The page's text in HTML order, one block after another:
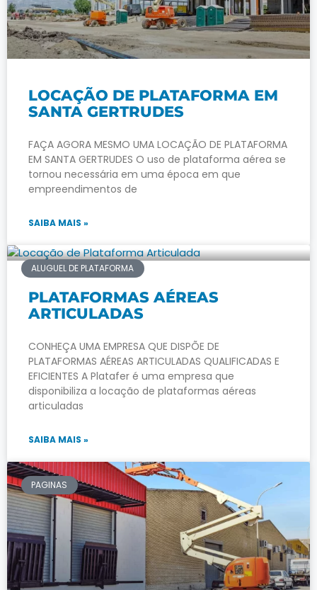
LOCAÇÃO DE PLATAFORMA EM
SANTA GERTRUDES
FAÇA AGORA MESMO UMA LOCAÇÃO DE PLATAFORMA
EM SANTA GERTRUDES O uso de plataforma aérea se
tornou necessária em uma época em que
empreendimentos de
SAIBA MAIS »
ALUGUEL DE PLATAFORMA
PLATAFORMAS AÉREAS
ARTICULADAS
CONHEÇA UMA EMPRESA QUE DISPÕE DE
PLATAFORMAS AÉREAS ARTICULADAS QUALIFICADAS E
EFICIENTES A Platafer é uma empresa que
disponibiliza a locação de plataformas aéreas
articuladas
SAIBA MAIS »
PAGINAS